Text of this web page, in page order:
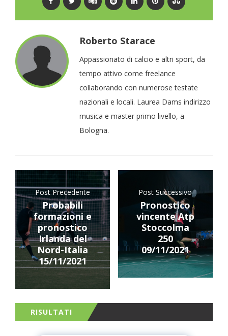
Roberto Starace
Appassionato di calcio e altri sport, da
tempo attivo come freelance
collaborando con numerose testate
nazionali e locali. Laurea Dams indirizzo
musica e master primo livello, a
Bologna.
Post Precedente
Probabili
formazioni e
pronostico
Irlanda del
Nord-Italia
15/11/2021
Post Successivo
Pronostico
vincente Atp
Stoccolma
250
09/11/2021
RISULTATI